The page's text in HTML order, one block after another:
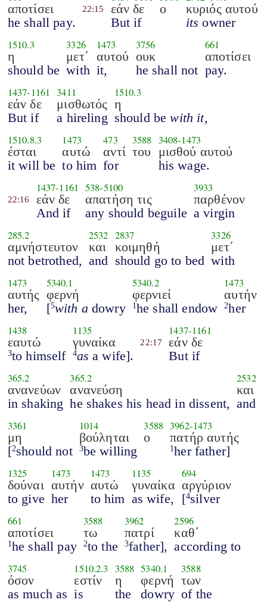
αποτίσει
he shall pay.
22:15
εάν δε
But if
ο
κυριός αυτού
its owner
1510.3
η
should be
3326
μετ΄
with
1473
αυτού
it,
3756
ουκ
he shall not
661
αποτίσει
pay.
1437-1161
εάν δε
But if
3411
μισθωτός
a hireling
1510.3
η
should bewith it,
1510.8.3
έσται
it will be
1473
αυτώ
to him
473
αντί
for
3588
του
3408-1473
μισθού αυτού
his wage.
22:16
1437-1161
εάν δε
And if
538-5100
απατήση τις
any should beguile
3933
παρθένον
a virgin
285.2
αμνήστευτον
not betrothed,
2532
και
and
2837
κοιμηθή
should go to bed
3326
μετ΄
with
1473
αυτής
her,
5340.1
φερνή
[5with a dowry
5340.2
φερνιεί
1 he shall endow
1473
αυτήν
2her
1438
εαυτώ
3to himself
1135
γυναίκα
4as a wife].
22:17
1437-1161
εάν δε
But if
365.2
ανανεύων
in shaking
365.2
ανανεύση
he shakes his head in dissent,
2532
και
and
3361
μη
[2should not
1014
βούληται
3be willing
3588
ο
3962-1473
πατήρ αυτής
1her father]
1325
δούναι
to give
1473
αυτήν
her
1473
αυτώ
to him
1135
γυναίκα
as wife,
694
αργύριον
[4silver
661
αποτίσει
1 he shall pay
3588
τω
2to the
3962
πατρί
3father],
2596
καθ΄
according to
3745
όσον
as much as
1510.2.3
εστίν
is
3588
η
the
5340.1
φερνή
dowry
3588
των
of the